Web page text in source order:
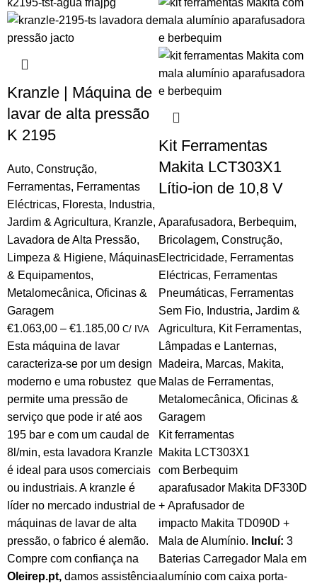
Kranzle | Máquina de
lavar de alta pressão
K 2195
Auto, Construção,
Ferramentas, Ferramentas
Eléctricas, Floresta, Industria,
Jardim & Agricultura, Kranzle,
Lavadora de Alta Pressão,
Limpeza & Higiene, Máquinas
& Equipamentos,
Metalomecânica, Oficinas &
Garagem
€1.063,00 – €1.185,00 C/ IVA
Esta máquina de lavar
caracteriza-se por um design
moderno e uma robustez que
permite uma pressão de
serviço que pode ir até aos
195 bar e com um caudal de
8l/min, esta lavadora Kranzle
é ideal para usos comerciais
ou industriais. A kranzle é
líder no mercado industrial de
máquinas de lavar de alta
pressão, o fabrico é alemão.
Compre com confiança na
Oleirep.pt, damos assistência
Kit Ferramentas
Makita LCT303X1
Lítio-ion de 10,8 V
Aparafusadora, Berbequim,
Bricolagem, Construção,
Electricidade, Ferramentas
Eléctricas, Ferramentas
Pneumáticas, Ferramentas
Sem Fio, Industria, Jardim &
Agricultura, Kit Ferramentas,
Lâmpadas e Lanternas,
Madeira, Marcas, Makita,
Malas de Ferramentas,
Metalomecânica, Oficinas &
Garagem
Kit ferramentas
Makita LCT303X1
com Berbequim
aparafusador Makita DF330D
+ Aprafusador de
impacto Makita TD090D +
Mala de Alumínio. Incluí: 3
Baterias Carregador Mala em
alumínio com caixa porta-